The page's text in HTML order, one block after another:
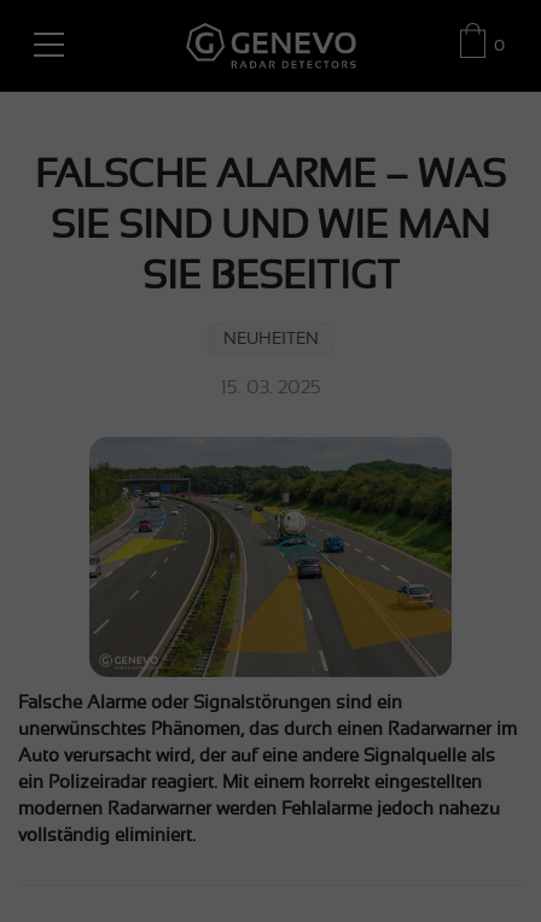
0
FALSCHE ALARME – WAS
SIE SIND UND WIE MAN
SIE BESEITIGT
NEUHEITEN
15. 03. 2025
Falsche Alarme oder Signalstörungen sind ein
unerwünschtes Phänomen, das durch einen Radarwarner im
Auto verursacht wird, der auf eine andere Signalquelle als
ein Polizeiradar reagiert. Mit einem korrekt eingestellten
modernen Radarwarner werden Fehlalarme jedoch nahezu
vollständig eliminiert.